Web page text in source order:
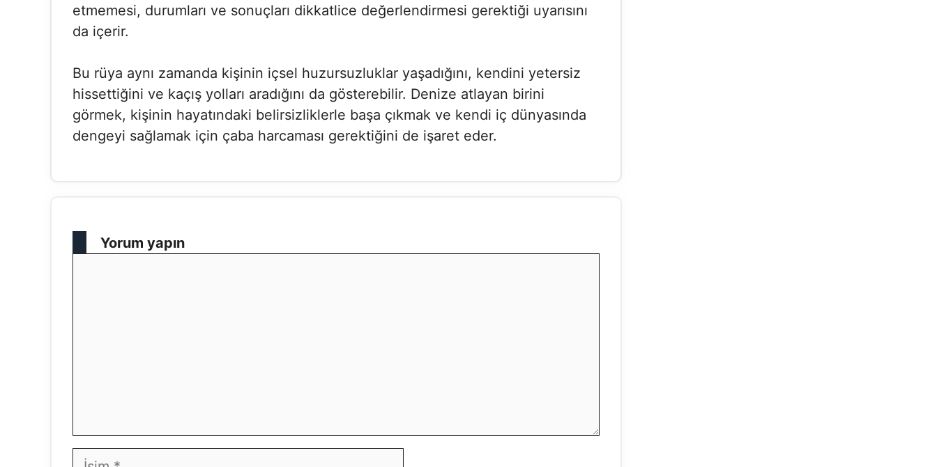
etmemesi, durumları ve sonuçları dikkatlice değerlendirmesi gerektiği uyarısını
da içerir.
Bu rüya aynı zamanda kişinin içsel huzursuzluklar yaşadığını, kendini yetersiz
hissettiğini ve kaçış yolları aradığını da gösterebilir. Denize atlayan birini
görmek, kişinin hayatındaki belirsizliklerle başa çıkmak ve kendi iç dünyasında
dengeyi sağlamak için çaba harcaması gerektiğini de işaret eder.
Yorum yapın
İsim